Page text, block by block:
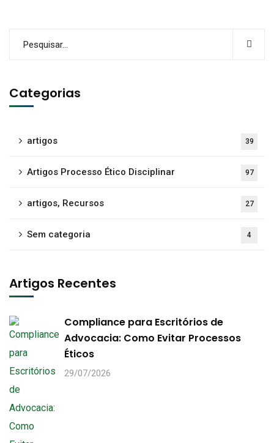
Categorias
artigos 39
Artigos Processo Ético Disciplinar 97
artigos, Recursos 27
Sem categoria 4
Artigos Recentes
Compliance para Escritórios de
Advocacia: Como Evitar Processos
Éticos
29/07/2026